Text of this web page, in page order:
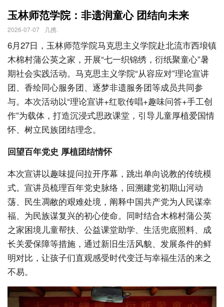
玉林师范学院：非遗润童心 团结向未来
2026-07-07 几携.
6月27日，玉林师范学院马克思主义学院赴北流市西埌镇
木棉村蒲公英之家，开展“七一织锦绣，衍纸聚童心”暑
期社会实践活动。马克思主义学院“从容应对”理论宣讲
团、香绘同心服务团、逐梦非遗服务团等成员共同参
与。本次活动以“理论宣讲+红歌传唱+趣味问答+手工创
作”为载体，打造沉浸式思政课堂，引导儿童厚植爱国情
怀、树立民族团结理念。
回望百年党史 厚植团结情怀
本次宣讲以趣味提问拉开序幕，跳出单向说教的传统模
式。宣讲员梳理百年党史脉络，回溯建党初期山河动
荡、民生凋敝的艰难处境，阐释中国共产党为人民谋幸
福、为民族谋复兴的初心使命。同时结合木棉村蒲公英
之家困境儿童帮扶、公益课堂助学、生活兜底照料、成
长关爱保障等措施，通过新旧生活风貌、发展条件的鲜
明对比，让孩子们直观感受时代变迁与幸福生活的来之
不易。